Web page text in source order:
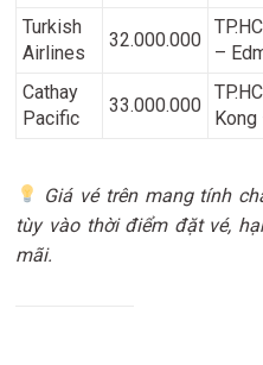
Turkish
Airlines
32.000.000
–
Cathay
Pacific
33.000.000
Kong
Giá vé trên mang tính
tùy vào thời điểm đặt vé,
mãi.